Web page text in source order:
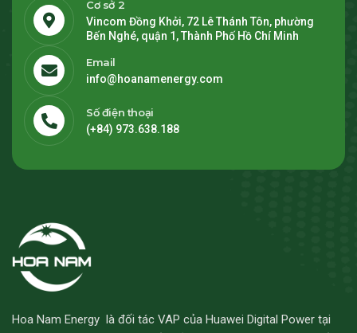
Cơ sở 2
Vincom Đồng Khởi, 72 Lê Thánh Tôn, phường
Bến Nghé, quận 1, Thành Phố Hồ Chí Minh
Email
info@hoanamenergy.com
Số điện thoại
(+84) 973.638.188
Hoa Nam Energy là đối tác VAP của Huawei Digital Power tại